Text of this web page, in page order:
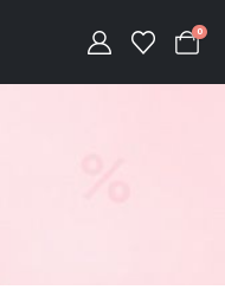
0